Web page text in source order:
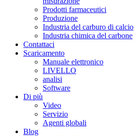
Prodotti farmaceutici
Produzione
Industria del carburo di calcio
Industria chimica del carbone
Contattaci
Scaricamento
Manuale elettronico
LIVELLO
analisi
Software
Di più
Video
Servizio
Agenti globali
Blog